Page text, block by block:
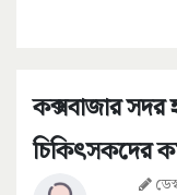
কক্সবাজার সদর
চিকিৎসকদের